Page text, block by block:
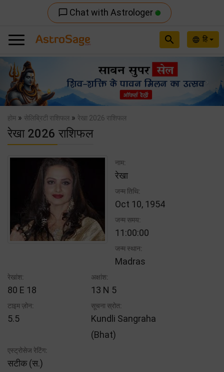
chat_bubble_outline Chat with Astrologer
language हि
search
Previous
होम » सेलिब्रिटी राशिफल » रेखा 2026 राशिफल
रेखा 2026 राशिफल
नाम:
रेखा
जन्म तिथि:
Oct 10, 1954
जन्म समय:
11:00:00
जन्म स्थान:
Madras
रेखांश:
80 E 18
अक्षांश:
13 N 5
टाइम ज़ोन:
5.5
सूचना स्रोत:
Kundli Sangraha
(Bhat)
एस्ट्रोसेज रेटिंग:
सटीक (स.)